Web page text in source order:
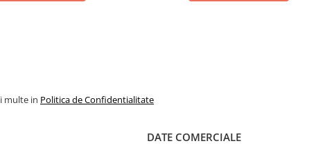
multe in Politica de Confidentialitate
DATE COMERCIALE